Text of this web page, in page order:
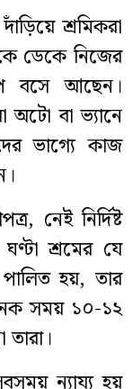
শ্রমিকরা
ডেকে নিজের
বসে আছেন।
অটো বা ভ্যানে
ভাগ্যে কাজ
নেই নির্দিষ্ট
শ্রমের যে
পালিত হয়, তার
সময় ১০-১২